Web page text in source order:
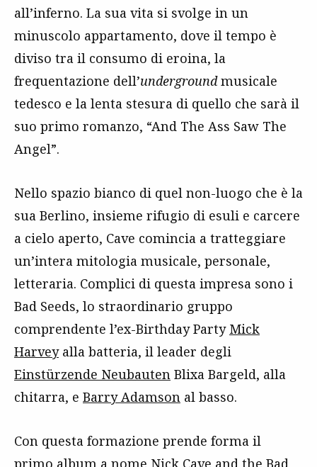
all’inferno. La sua vita si svolge in un
minuscolo appartamento, dove il tempo è
diviso tra il consumo di eroina, la
frequentazione dell’undergroundmusicale
tedesco e la lenta stesura di quello che sarà il
suo primo romanzo, “And The Ass Saw The
Angel”.
Nello spazio bianco di quel non-luogo che è la
sua Berlino, insieme rifugio di esuli e carcere
a cielo aperto, Cave comincia a tratteggiare
un’intera mitologia musicale, personale,
letteraria. Complici di questa impresa sono i
Bad Seeds, lo straordinario gruppo
comprendente l’ex-Birthday Party Mick
Harveyalla batteria, il leader degli
Einstürzende Neubauten Blixa Bargeld, alla
chitarra, e Barry Adamson al basso.
Con questa formazione prende forma il
primo album a nome Nick Cave and the Bad